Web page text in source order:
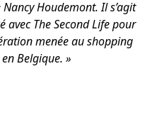
Houdemont. Il s’agit
The Second Life pour
menée au shopping
Belgique. »